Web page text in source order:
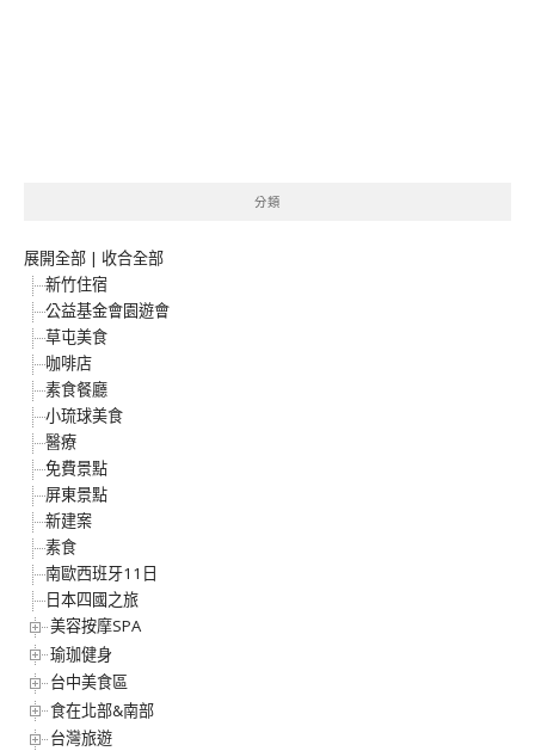
分類
展開全部 | 收合全部
新竹住宿
公益基金會園遊會
草屯美食
咖啡店
素食餐廳
小琉球美食
醫療
免費景點
屏東景點
新建案
素食
南歐西班牙11日
日本四國之旅
美容按摩SPA
瑜珈健身
台中美食區
食在北部&南部
台灣旅遊